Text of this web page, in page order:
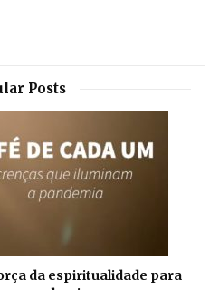
Posts
da espiritualidade para